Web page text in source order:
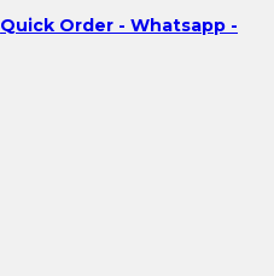
Quick Order - Whatsapp -